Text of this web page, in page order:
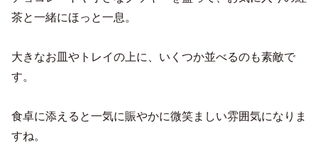
茶と一緒にほっと一息。
大きなお皿やトレイの上に、いくつか並べるのも素敵で
す。
食卓に添えると一気に賑やかに微笑ましい雰囲気になりま
すね。